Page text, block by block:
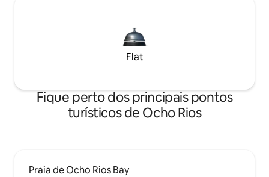
Flat
Fique perto dos principais pontos
turísticos de Ocho Rios
Praia de Ocho Rios Bay